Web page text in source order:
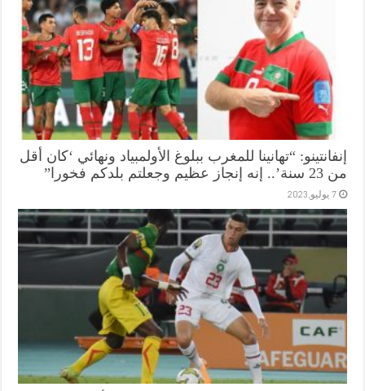
إنفانتينو: “تهانينا للمغرب ببلوغ الأولمبياد ونهائي ‘كان أقل
من 23 سنة’.. إنه إنجاز عظيم وجعلتم بلدكم فخورا”
7 يوليو,2023